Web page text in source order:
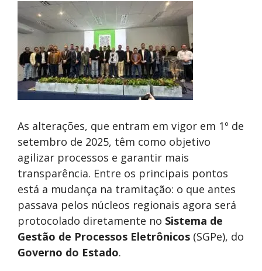
As alterações, que entram em vigor em 1º de
setembro de 2025, têm como objetivo
agilizar processos e garantir mais
transparência. Entre os principais pontos
está a mudança na tramitação: o que antes
passava pelos núcleos regionais agora será
protocolado diretamente no Sistema de
Gestão de Processos Eletrônicos (SGPe), do
Governo do Estado.